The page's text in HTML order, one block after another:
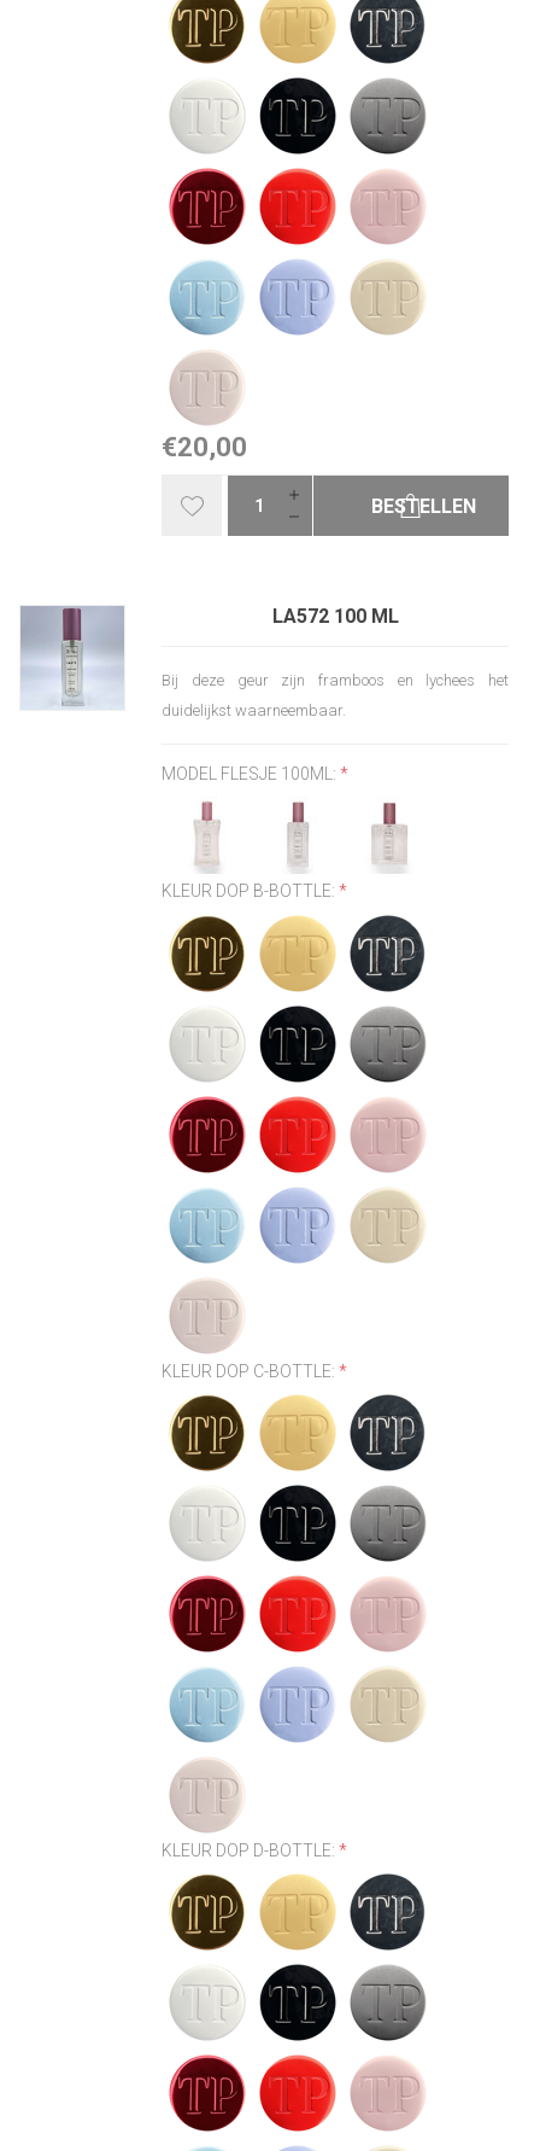
€20,00
BESTELLEN
LA572 100 ML
Bij deze geur zijn framboos en lychees het
duidelijkst waarneembaar.
MODEL FLESJE 100ML:*
KLEUR DOP B-BOTTLE:*
KLEUR DOP C-BOTTLE:*
KLEUR DOP D-BOTTLE:*